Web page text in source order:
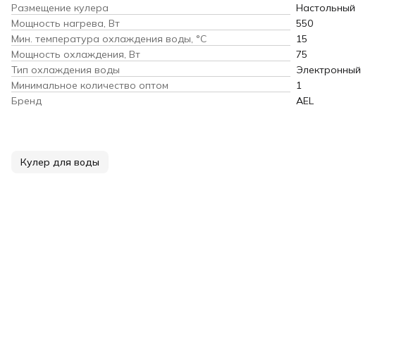
Размещение кулера
Настольный
Мощность нагрева, Вт
550
Мин. температура охлаждения воды, °С
15
Мощность охлаждения, Вт
75
Тип охлаждения воды
Электронный
Минимальное количество оптом
1
Бренд
AEL
Кулер для воды